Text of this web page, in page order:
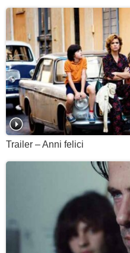
Trailer – Anni felici